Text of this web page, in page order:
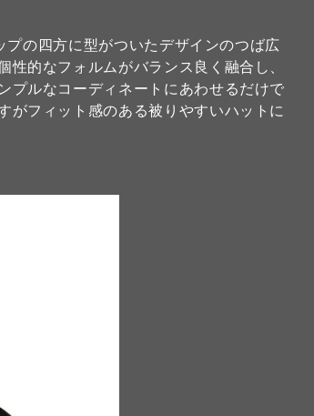
プの四方に型がついたデザインのつば広
的なフォルムがバランス良く融合し、
プルなコーディネートにあわせるだけで
がフィット感のある被りやすいハットに